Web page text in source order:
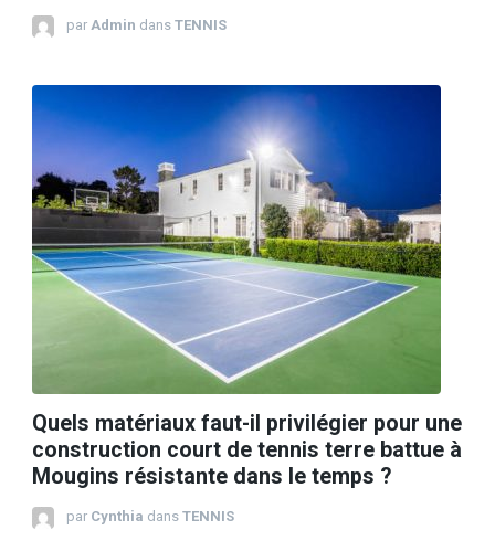
par Admin dans TENNIS
Quels matériaux faut-il privilégier pour une
construction court de tennis terre battue à
Mougins résistante dans le temps ?
par Cynthia dans TENNIS